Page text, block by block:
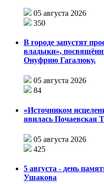
05 августа 2026
350
В городе запустят
владыки»,
Онуфрию Гагалюку.
05 августа 2026
84
«Источником
явилась Почаевская
05 августа 2026
425
5 августа - день
Ушакова